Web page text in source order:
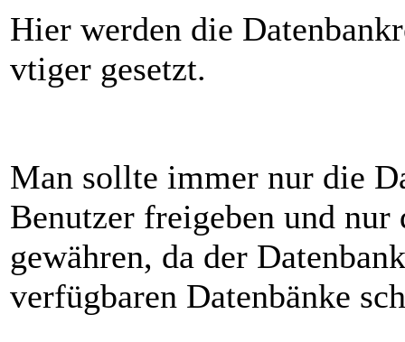
Hier werden die
vtiger gesetzt.
Man sollte immer nur die
Benutzer freigeben und
gewähren, da der
verfügbaren Datenbänke